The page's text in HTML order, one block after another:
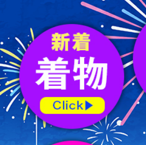
小紋着物
色無地着物
浴衣
アンティーク半幅帯
アンティーク名古屋帯
新品/リサイクル半幅帯
新品/リサイクル名古屋帯
男物帯
帯締め
半衿
草履
バッグ
ショール
櫛・かんざし
茶碗 火入
茶箱
花台
釜
炉釜
炉縁
屏風
水指
茶入
杓
菓子器
建水
炭道具
琉球織物
大島紬
本場正藍泥染
節紬
綴れ
型染